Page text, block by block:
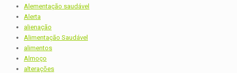
Alementação saudável
Alerta
alienação
Alimentação Saudável
alimentos
Almoço
alterações